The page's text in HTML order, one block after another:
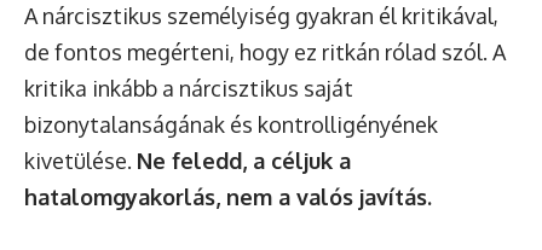
A nárcisztikus személyiség gyakran él kritikával,
de fontos megérteni, hogy ez ritkán rólad szól. A
kritika inkább a nárcisztikus saját
bizonytalanságának és kontrolligényének
kivetülése. Ne feledd, a céljuk a
hatalomgyakorlás, nem a valós javítás.